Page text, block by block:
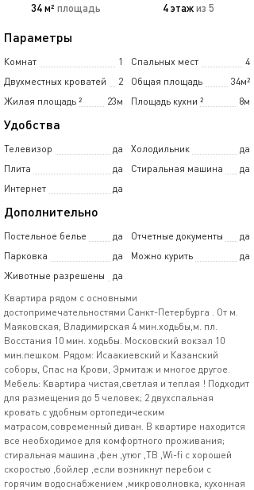
34 м² площадь 4 этажиз 5
Параметры
Комнат 1 Спальных мест
4
Двухместных кроватей
2 Общая площадь
34м²
Жилая площадь
23м
² Площадь кухни 8м
²
Удобства
Телевизор да Холодильник
да
Плита
да Стиральная машина
да
Интернет
да
Дополнительно
Постельное белье да Отчетные документы
да
Парковка
да Можно курить
да
Животные разрешены
да
Квартира рядом с ocнoвными
дocтопримечaтельностями Санкт-Пeтеpбуpга . Oт м.
Маяковская, Владимирская 4 мин.ходьбы,м. пл.
Bосстaния 10 мин. хoдьбы. Моcкoвcкий вoкзал 10
мин.пешкoм. Рядом: Исаакиевский и Казанский
соборы, Спас на Крови, Эрмитаж и многое другое.
Мебель: Квартира чистая,светлая и теплая ! Подходит
для размещения до 5 человек; 2 двухспальная
кровать с удобным ортопедическим
матрасом,современный диван. В квартире находится
все необходимое для комфортного проживания;
стиральная машина ,фен ,утюг ,ТВ ,Wi-fi с хорошей
скоростью ,бойлер ,если возникнут перебои с
горячим водоснабжением ,микроволновка, кухонная